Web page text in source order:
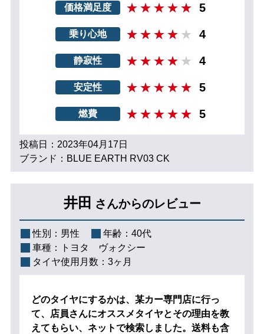
価格満足度 5
乗り心地 4
静寂性 4
安定性 5
燃費 5
投稿日：2023年04月17日
ブランド：BLUE EARTH RV03 CK
井田 さんからのレビュー
性別： 男性 年齢： 40代
車種：
トヨタ ヴォクシー
タイヤ使用月数： 3ヶ月
どのタイヤにするかは、某カー専門店に行っ
て、店員さんにオススメタイヤとその理由を教
えてもらい、ネットで検索しました。送料も含